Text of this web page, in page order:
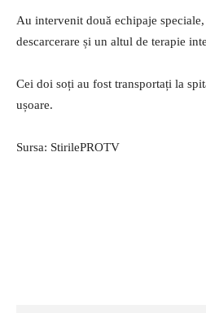
Au intervenit două echipaje
descarcerare și un altul de terapie
Cei doi soți au fost transportați la
ușoare.
Sursa: StirilePROTV